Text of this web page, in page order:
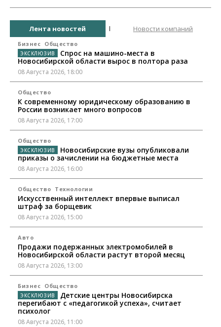
Лента новостей Новости компаний
Бизнес Общество
Спрос на машино-места в
Новосибирской области вырос в полтора раза
08 Августа 2026, 18:00
Общество
К современному юридическому образованию в
России возникает много вопросов
08 Августа 2026, 17:00
Общество
Новосибирские вузы опубликовали
приказы о зачислении на бюджетные места
08 Августа 2026, 16:00
Общество Технологии
Искусственный интеллект впервые выписал
штраф за борщевик
08 Августа 2026, 15:00
Авто
Продажи подержанных электромобилей в
Новосибирской области растут второй месяц
08 Августа 2026, 13:00
Бизнес Общество
Детские центры Новосибирска
перегибают с «педагогикой успеха», считает
психолог
08 Августа 2026, 11:00